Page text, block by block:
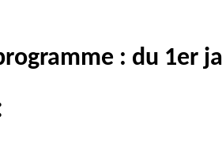
: du 1er